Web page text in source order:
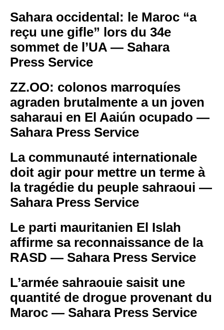
Sahara occidental: le Maroc “a
reçu une gifle” lors du 34e
sommet de l’UA — Sahara
Press Service
ZZ.OO: colonos marroquíes
agraden brutalmente a un joven
saharaui en El Aaiún ocupado —
Sahara Press Service
La communauté internationale
doit agir pour mettre un terme à
la tragédie du peuple sahraoui —
Sahara Press Service
Le parti mauritanien El Islah
affirme sa reconnaissance de la
RASD — Sahara Press Service
L’armée sahraouie saisit une
quantité de drogue provenant du
Maroc — Sahara Press Service